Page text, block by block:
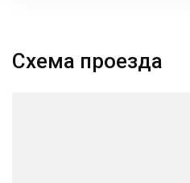
Схема проезда